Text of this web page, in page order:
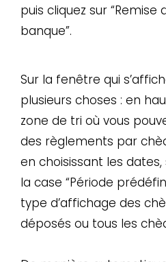
puis cliquez sur “Remise
banque”.
Sur la fenêtre qui
plusieurs choses : en
zone de tri où vous
des règlements par
en choisissant les
la case “Période
type d’affichage des
déposés ou tous les